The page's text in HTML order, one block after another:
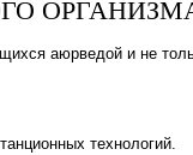
аюрведой и не
технологий.